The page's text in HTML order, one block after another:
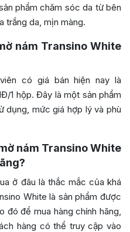
phẩm chăm sóc da từ bên
trắng da, mịn màng.
nám Transino White
có giá bán hiện nay là
1 hộp. Đây là một sản phẩm
dụng, mức giá hợp lý và phù
nám Transino White
ở đâu là thắc mắc của khá
White là sản phẩm được
đó để mua hàng chính hãng,
hàng có thể truy cập vào